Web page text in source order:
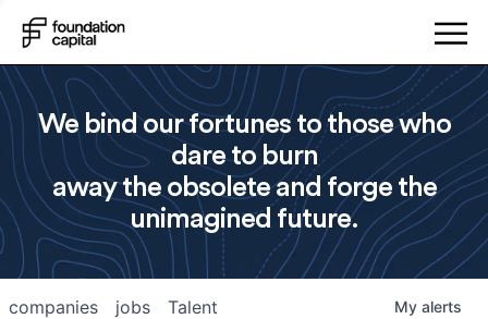
We bind our fortunes to those who
dare to burn
away the obsolete and forge the
unimagined future.
jobs
companies Talent My alerts